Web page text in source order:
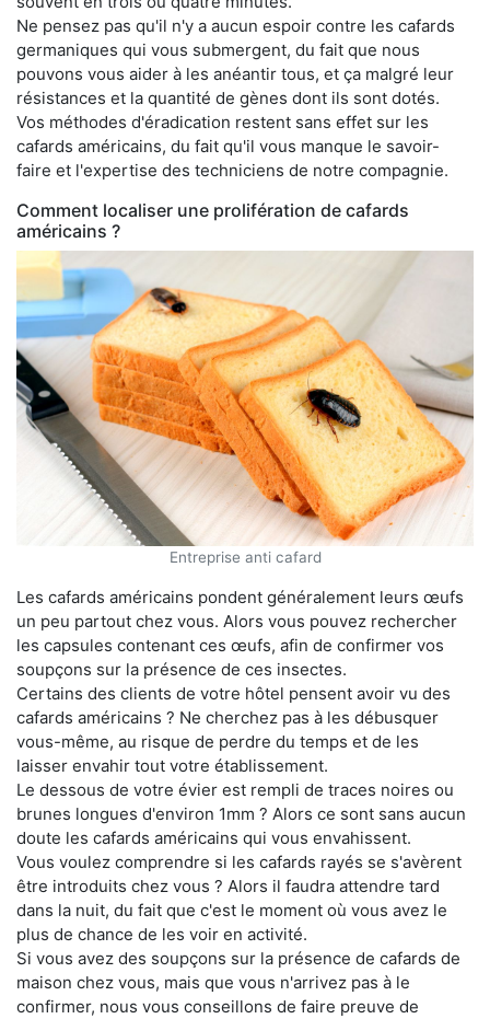
Ne pensez pas qu'il n'y a aucun espoir contre les cafards
germaniques qui vous submergent, du fait que nous
pouvons vous aider à les anéantir tous, et ça malgré leur
résistances et la quantité de gènes dont ils sont dotés.
Vos méthodes d'éradication restent sans effet sur les
cafards américains, du fait qu'il vous manque le savoir-
faire et l'expertise des techniciens de notre compagnie.
Comment localiser une prolifération de cafards
américains ?
Entreprise anti cafard
Les cafards américains pondent généralement leurs œufs
un peu partout chez vous. Alors vous pouvez rechercher
les capsules contenant ces œufs, afin de confirmer vos
soupçons sur la présence de ces insectes.
Certains des clients de votre hôtel pensent avoir vu des
cafards américains ? Ne cherchez pas à les débusquer
vous-même, au risque de perdre du temps et de les
laisser envahir tout votre établissement.
Le dessous de votre évier est rempli de traces noires ou
brunes longues d'environ 1mm ? Alors ce sont sans aucun
doute les cafards américains qui vous envahissent.
Vous voulez comprendre si les cafards rayés se s'avèrent
être introduits chez vous ? Alors il faudra attendre tard
dans la nuit, du fait que c'est le moment où vous avez le
plus de chance de les voir en activité.
Si vous avez des soupçons sur la présence de cafards de
maison chez vous, mais que vous n'arrivez pas à le
confirmer, nous vous conseillons de faire preuve de